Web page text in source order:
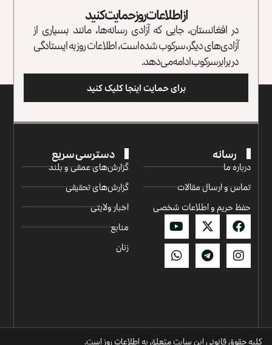
از اطلاعات روز حمایت کنید
در افغانستان، جایی که آزادی رسانه‌ها، مانند بسیاری از
آزادی‌های دیگر، سرکوب شده است، اطلاعات روز به ایستادگی
در برابر سرکوب ادامه می‌دهد.
برای حمایت اینجا کلیک کنید
رسانه
درباره ما
تماس و ارسال مقالات
حفظ حریم و اطلاعات شخصی
دسترسی سریع
گزارش‌‌های عمقی و بلند
گزارش‌های تحقیقی
اخبار ولایتی
منابع
زنان
کلیه حقوق قانونی این سایت متعلق به اطلاعات روز است.